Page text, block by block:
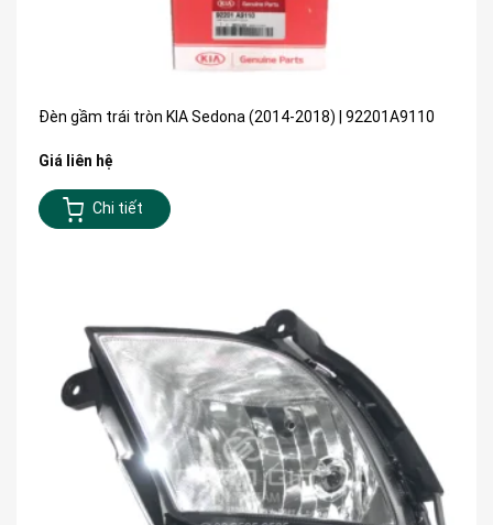
Đèn gầm trái tròn KIA Sedona (2014-2018) | 92201A9110
Giá liên hệ
Chi tiết